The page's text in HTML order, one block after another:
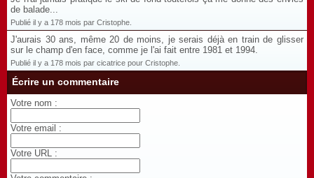
de balade...
Publié il y a 178 mois par Cristophe.
J'aurais 30 ans, même 20 de moins, je serais déjà en train de glisser
sur le champ d'en face, comme je l'ai fait entre 1981 et 1994.
Publié il y a 178 mois par cicatrice pour Cristophe.
Écrire un commentaire
Votre nom :
Votre email :
Votre URL :